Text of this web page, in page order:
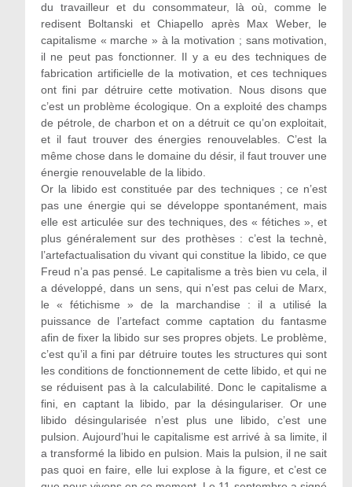
du travailleur et du consommateur, là où, comme le
redisent Boltanski et Chiapello après Max Weber, le
capitalisme « marche » à la motivation ; sans motivation,
il ne peut pas fonctionner. Il y a eu des techniques de
fabrication artificielle de la motivation, et ces techniques
ont fini par détruire cette motivation. Nous disons que
c’est un problème écologique. On a exploité des champs
de pétrole, de charbon et on a détruit ce qu’on exploitait,
et il faut trouver des énergies renouvelables. C’est la
même chose dans le domaine du désir, il faut trouver une
énergie renouvelable de la libido.
Or la libido est constituée par des techniques ; ce n’est
pas une énergie qui se développe spontanément, mais
elle est articulée sur des techniques, des « fétiches », et
plus généralement sur des prothèses : c’est la technè,
l’artefactualisation du vivant qui constitue la libido, ce que
Freud n’a pas pensé. Le capitalisme a très bien vu cela, il
a développé, dans un sens, qui n’est pas celui de Marx,
le « fétichisme » de la marchandise : il a utilisé la
puissance de l’artefact comme captation du fantasme
afin de fixer la libido sur ses propres objets. Le problème,
c’est qu’il a fini par détruire toutes les structures qui sont
les conditions de fonctionnement de cette libido, et qui ne
se réduisent pas à la calculabilité. Donc le capitalisme a
fini, en captant la libido, par la désingulariser. Or une
libido désingularisée n’est plus une libido, c’est une
pulsion. Aujourd’hui le capitalisme est arrivé à sa limite, il
a transformé la libido en pulsion. Mais la pulsion, il ne sait
pas quoi en faire, elle lui explose à la figure, et c’est ce